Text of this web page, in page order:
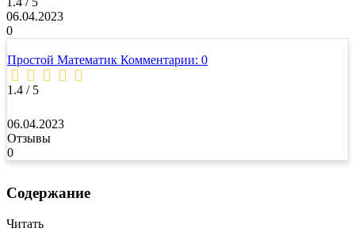
06.04.2023
0
Простой Математик Комментарии: 0
1.4 / 5
06.04.2023
Отзывы
0
Содержание
Читать